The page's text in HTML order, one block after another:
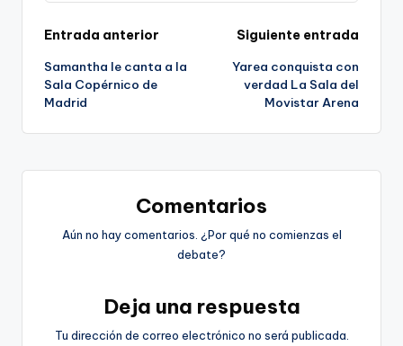
Navegación
de
entradas
Entrada anterior
Samantha le canta a la
Sala Copérnico de
Madrid
Siguiente entrada
Yarea conquista con
verdad La Sala del
Movistar Arena
Comentarios
Aún no hay comentarios. ¿Por qué no comienzas el
debate?
Deja una respuesta
Tu dirección de correo electrónico no será publicada.